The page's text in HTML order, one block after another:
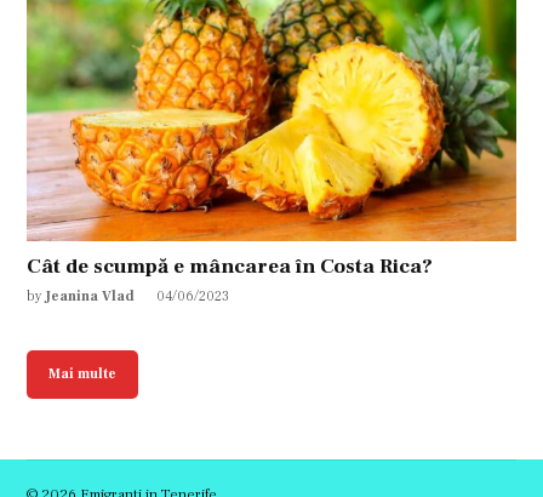
Cât de scumpă e mâncarea în Costa Rica?
by Jeanina Vlad 04/06/2023
Mai multe